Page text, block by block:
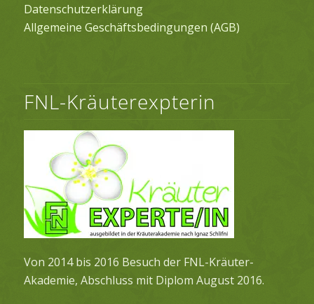
Datenschutzerklärung
Allgemeine Geschäftsbedingungen (AGB)
FNL-Kräuterexpterin
Von 2014 bis 2016 Besuch der FNL-Kräuter-
Akademie, Abschluss mit Diplom August 2016.